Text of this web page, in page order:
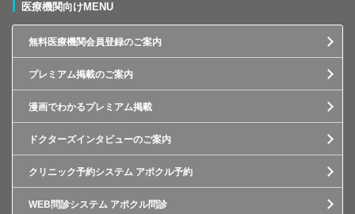
医療機関向けMENU
無料医療機関会員登録のご案内
プレミアム掲載のご案内
漫画でわかるプレミアム掲載
ドクターズインタビューのご案内
クリニック予約システム アポクル予約
WEB問診システム アポクル問診